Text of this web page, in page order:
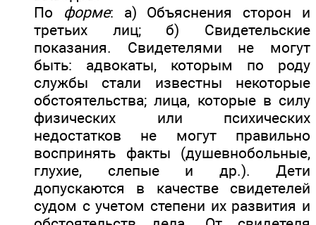
По форме: а) Объяснения сторон и
третьих лиц; б) Свидетельские
показания. Свидетелями не могут
быть: адвокаты, которым по роду
службы стали известны некоторые
обстоятельства; лица, которые в силу
физических или психических
недостатков не могут правильно
воспринять факты (душевнобольные,
глухие, слепые и др.). Дети
допускаются в качестве свидетелей
судом с учетом степени их развития и